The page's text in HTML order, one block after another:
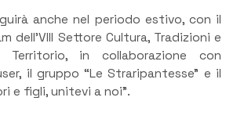
anche nel periodo estivo, con il
dell’VIII Settore Cultura, Tradizioni e
Territorio, in collaborazione con
il gruppo “Le Straripantesse” e il
e figli, unitevi a noi”.